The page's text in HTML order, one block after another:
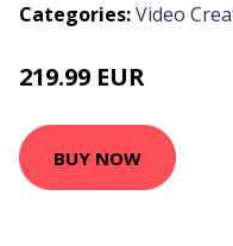
Categories:Video
219.99 EUR
BUY NOW